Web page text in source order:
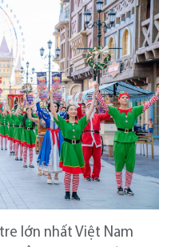
lớn nhất Việt Nam